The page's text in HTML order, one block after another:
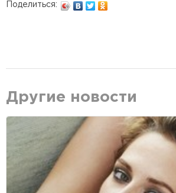
Поделиться:
Другие новости